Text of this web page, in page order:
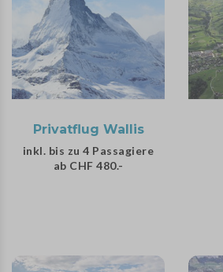
Privatflug Wallis
inkl. bis zu 4 Passagiere
ab CHF 480.-